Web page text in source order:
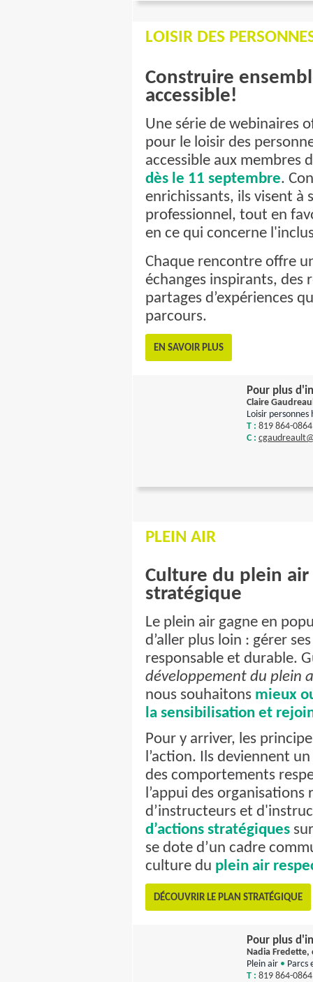
LOISIR DES
Construire
accessible!
Une série de webinaires
pour le loisir des
accessible aux membres
dès le 11 septembre.
enrichissants, ils visent à
professionnel, tout en
en ce qui concerne
Chaque rencontre offre
échanges inspirants, des
partages d’expériences
parcours.
EN SAVOIR PLUS
Pour plus
Claire
Loisir
T : 819 864-
C :
PLEIN AIR
Culture du plein air
stratégique
Le plein air gagne en
d’aller plus loin : gérer
responsable et durable.
développement du plein
nous souhaitons mieux
la sensibilisation et
Pour y arriver, les
l’action. Ils deviennent
des comportements
l’appui des organisations
d’instructeurs et
d’actions stratégiques
se dote d’un cadre
culture du plein air
DÉCOUVRIR LE PLAN STRATÉGIQUE
Pour plus
Nadia
Plein air • Parcs
T : 819 864-